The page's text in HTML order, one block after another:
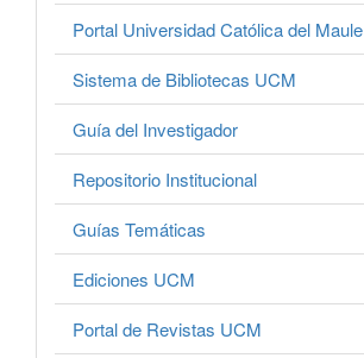
Portal Universidad Católica del Maule
Sistema de Bibliotecas UCM
Guía del Investigador
Repositorio Institucional
Guías Temáticas
Ediciones UCM
Portal de Revistas UCM